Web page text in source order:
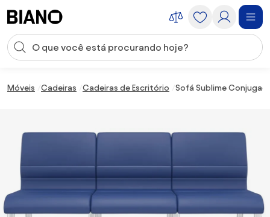
Entrada de pesquisa
Móveis Cadeiras Cadeiras de Escritório Sofá Sublime